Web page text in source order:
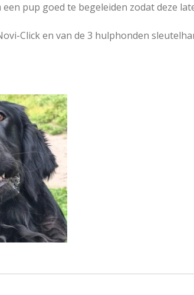
pup goed te begeleiden zodat deze
Click en van de 3 hulphonden